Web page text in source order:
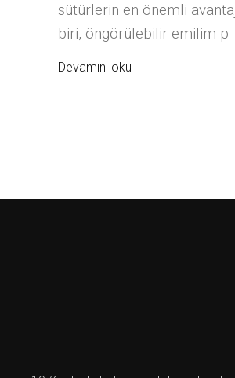
sütürlerin en önemli
biri, öngörülebilir emilim p
Devamını oku